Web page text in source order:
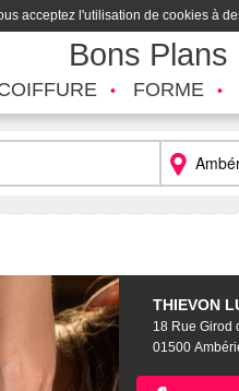
acceptez l'utilisation de cookies à
Bons Plans
FORME
THIEVON
18 Rue Girod
01500